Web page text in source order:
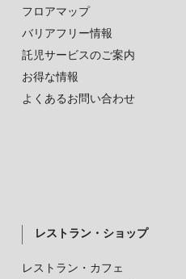
フロアマップ
バリアフリー情報
託児サービスのご案内
お得な情報
よくあるお問い合わせ
レストラン・ショップ
レストラン・カフェ